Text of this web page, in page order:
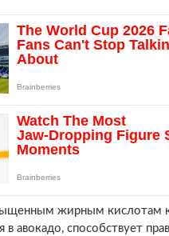
жирным кислотам
авокадо, способствует